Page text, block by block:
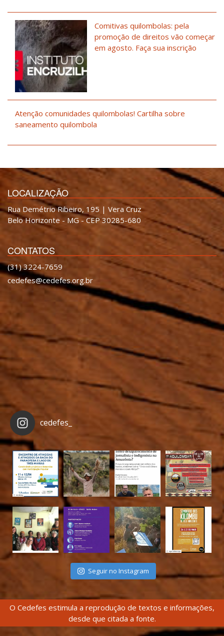
Comitivas quilombolas: pela
promoção de direitos vão começar
em agosto. Faça sua inscrição
Atenção comunidades quilombolas! Cartilha sobre
saneamento quilombola
LOCALIZAÇÃO
Rua Demétrio Ribeiro, 195 | Vera Cruz
Belo Horizonte - MG - CEP 30285-680
CONTATOS
(31) 3224-7659
cedefes@cedefes.org.br
cedefes_
Seguir no Instagram
O Cedefes estimula a reprodução de textos e informações,
desde que citada a fonte.